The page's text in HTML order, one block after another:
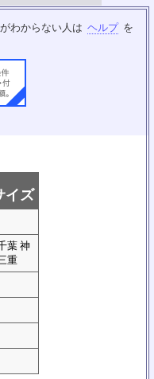
わからない人は ヘルプ を
イズ
葉 神
重